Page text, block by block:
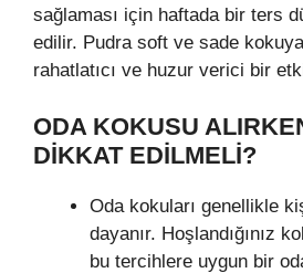
sağlaması için haftada bir ters
edilir. Pudra soft ve sade
rahatlatıcı ve huzur verici bir
ODA KOKUSU
DIKKAT EDILMELI?
Oda kokuları genellikle
dayanır. Hoşlandığınız
bu tercihlere uygun bir